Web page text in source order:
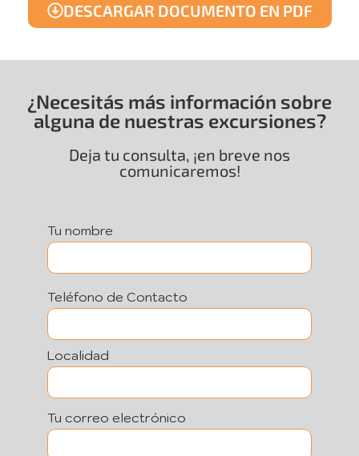
DESCARGAR DOCUMENTO EN PDF
¿Necesitás más información sobre
alguna de nuestras excursiones?
Deja tu consulta, ¡en breve nos
comunicaremos!
Tu nombre
Teléfono de Contacto
Localidad
Tu correo electrónico